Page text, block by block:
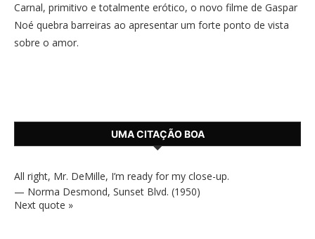
Carnal, primitivo e totalmente erótico, o novo filme de Gaspar
Noé quebra barreiras ao apresentar um forte ponto de vista
sobre o amor.
UMA CITAÇÃO BOA
All right, Mr. DeMille, I’m ready for my close-up.
— Norma Desmond, Sunset Blvd. (1950)
Next quote »